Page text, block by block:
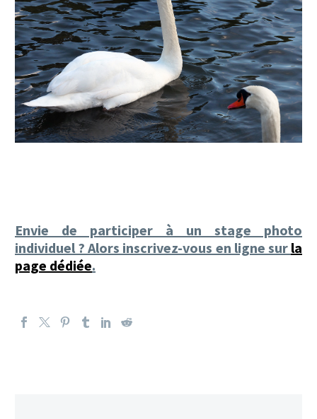
Envie de participer à un stage photo
individuel ? Alors inscrivez-vous en ligne sur la
page dédiée.